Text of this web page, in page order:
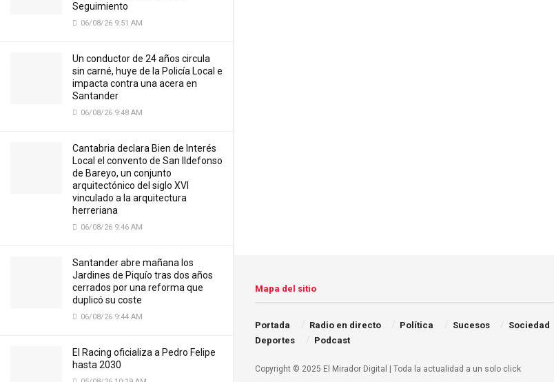
Seguimiento
06/08/26 9:51 AM
Un conductor de 24 años circula
sin carné, huye de la Policía Local e
impacta contra una acera en
Santander
06/08/26 9:48 AM
Cantabria declara Bien de Interés
Local el convento de San Ildefonso
de Bareyo, un conjunto
arquitectónico del siglo XVI
vinculado a la arquitectura
herreriana
06/08/26 9:46 AM
Santander abre mañana los
Jardines de Piquío tras dos años
cerrados por una reforma que
duplicó su coste
06/08/26 9:44 AM
El Racing oficializa a Pedro Felipe
hasta 2030
Copyright © 2025 El Mirador Digital | Toda la actualidad a un solo click
Mapa del sitio
Portada Radio en directo Política Sucesos Sociedad
Deportes
Podcast